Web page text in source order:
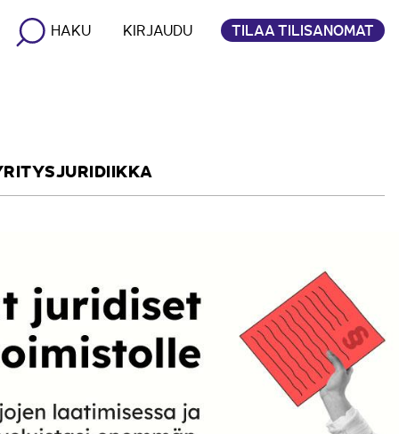
HAKU KIRJAUDU TILAA TILISANOMAT